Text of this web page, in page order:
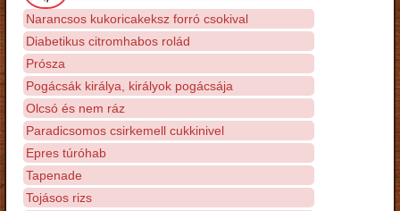
Narancsos kukoricakeksz forró csokival
Diabetikus citromhabos rolád
Prósza
Pogácsák királya, királyok pogácsája
Olcsó és nem ráz
Paradicsomos csirkemell cukkinivel
Epres túróhab
Tapenade
Tojásos rizs